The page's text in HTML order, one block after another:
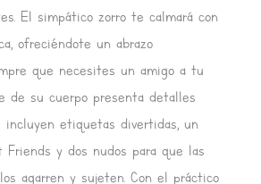
El simpático zorro te calmará con
ofreciéndote un abrazo
que necesites un amigo a tu
de su cuerpo presenta detalles
incluyen etiquetas divertidas, un
Friends y dos nudos para que las
agarren y sujeten. Con el práctico